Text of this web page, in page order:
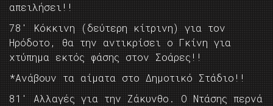
απειλήσει!!
78′ Κόκκινη (δεύτερη κίτρινη) για τον
Ηρόδοτο, θα την αντικρίσει ο Γκίνη για
χτύπημα εκτός φάσης στον Σοάρες!!
*Ανάβουν τα αίματα στο Δημοτικό Στάδιο!!
81′ Αλλαγές για την Ζάκυνθο. Ο Ντάσης περνά